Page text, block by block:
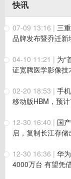
快讯
07-09 13:16 | 三
品牌发布暨乔迁
04-10 11:21 | 为“
证宽腾医学影像技
02-20 18:53 | 手
移动版HBM，预
12-30 16:40 | 国
启，复制长江存储
12-30 16:36 | 华
4000万台 有望凭